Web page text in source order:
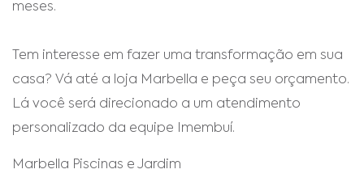
meses.
Tem interesse em fazer uma transformação em sua
casa? Vá até a loja Marbella e peça seu orçamento.
Lá você será direcionado a um atendimento
personalizado da equipe Imembuí.
Marbella Piscinas e Jardim